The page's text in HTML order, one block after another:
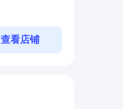
查看店铺